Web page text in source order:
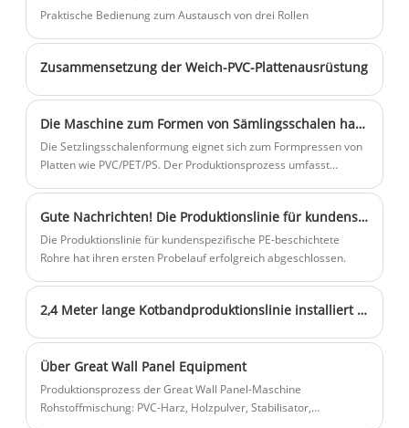
gesamten Produktionslinie bilden.
können verschiedene Texturen erzeugen,
Schachbrettmuster. PVC-
Schildkrötenbrettausrüstung kann nach
Kundenwunsch verarbeitet und
angepasst werden.
die Abdichtung in Hydraulik-, Tunnel-
gewährleistet präzise Abmessungen und
eine hervorragende Siegelleistung mit
automatischer Steuerung und
unterstützt so die kundenspezifische
Produktion.
Praktische Bedienung zum Austausch von drei Rollen
Zusammensetzung der Weich-PVC-Plattenausrüstung
​Die Maschine zum Formen von Sämlingsschalen hat die Tests abgeschlossen
Die Setzlingsschalenformung eignet sich zum Formpressen von
Platten wie PVC/PET/PS. Der Produktionsprozess umfasst
​Gute Nachrichten! Die Produktionslinie für kundenspezifische PE-beschichtete Rohre hat ihren ersten Probelauf erfolgreich abgeschlossen!
Die Produktionslinie für kundenspezifische PE-beschichtete
Rohre hat ihren ersten Probelauf erfolgreich abgeschlossen.
2,4 Meter lange Kotbandproduktionslinie installiert und bereit für die Verpackung
Über Great Wall Panel Equipment
Produktionsprozess der Great Wall Panel-Maschine
Rohstoffmischung: PVC-Harz, Holzpulver, Stabilisator,